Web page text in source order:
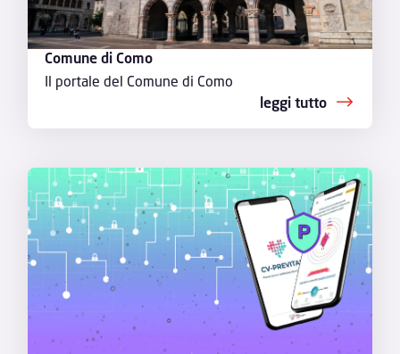
Comune di Como
Il portale del Comune di Como
leggi tutto